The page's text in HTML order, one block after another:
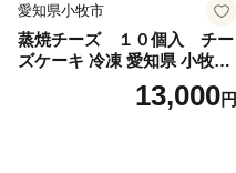
愛知県小牧市
蒸焼チーズ １０個入 チー
ズケーキ 冷凍 愛知県 小牧市
アンプチベアやぐま13,000円